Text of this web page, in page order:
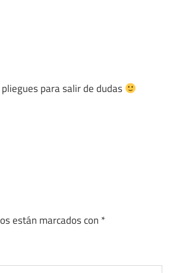
para salir de dudas
están marcados con *